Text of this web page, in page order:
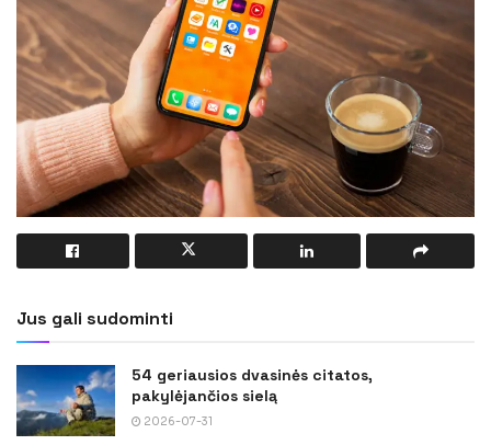
Jus gali sudominti
54 geriausios dvasinės citatos,
pakylėjančios sielą
2026-07-31